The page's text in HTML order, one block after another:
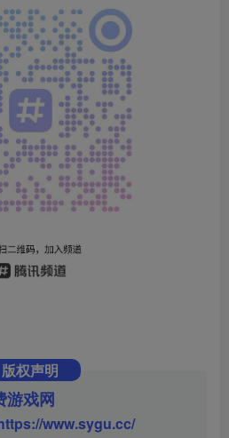
版权声明
游戏网
www.sygu.cc/